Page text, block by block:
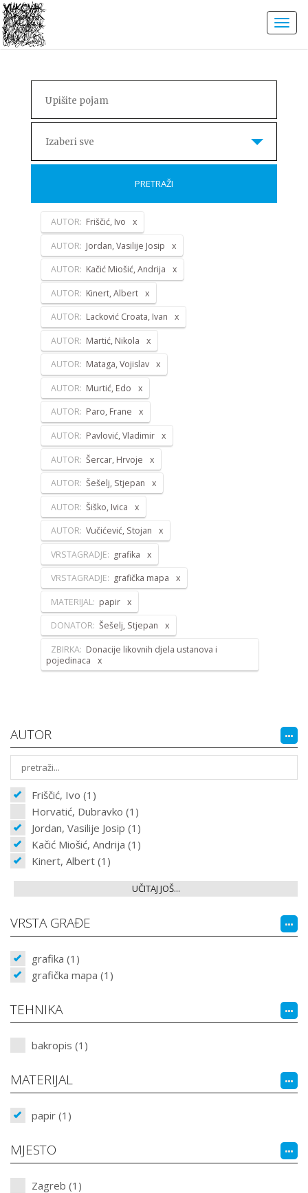
Izaberi sve
PRETRAŽI
AUTOR: Friščić, Ivo
AUTOR: Jordan, Vasilije Josip
AUTOR: Kačić Miošić, Andrija
AUTOR: Kinert, Albert
AUTOR: Lacković Croata, Ivan
AUTOR: Martić, Nikola
AUTOR: Mataga, Vojislav
AUTOR: Murtić, Edo
AUTOR: Paro, Frane
AUTOR: Pavlović, Vladimir
AUTOR: Šercar, Hrvoje
AUTOR: Šešelj, Stjepan
AUTOR: Šiško, Ivica
AUTOR: Vučićević, Stojan
VRSTAGRADJE: grafika
VRSTAGRADJE: grafička mapa
MATERIJAL: papir
DONATOR: Šešelj, Stjepan
ZBIRKA: Donacije likovnih djela ustanova i
pojedinaca
AUTOR
Friščić, Ivo (1)
Horvatić, Dubravko (1)
Jordan, Vasilije Josip (1)
Kačić Miošić, Andrija (1)
Kinert, Albert (1)
UČITAJ JOŠ...
VRSTA GRAĐE
grafika (1)
grafička mapa (1)
TEHNIKA
bakropis (1)
MATERIJAL
papir (1)
MJESTO
Zagreb (1)